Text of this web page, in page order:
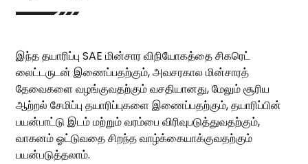
இந்த தயாரிப்பு SAE மின்சார விநியோகத்தை சிகரெட்
லைட்டருடன் இணைப்பதற்கும், அவசரகால மின்சாரத்
தேவைகளை வழங்குவதற்கும் வசதியானது, மேலும் சூரிய
ஆற்றல் சேமிப்பு தயாரிப்புகளை இணைப்பதற்கும், தயாரிப்பின்
பயன்பாட்டு இடம் மற்றும் வரம்பை விரிவுபடுத்துவதற்கும்,
வாகனம் ஓட்டுவதை சிறந்த வாழ்க்கையாக்குவதற்கும்
பயன்படுத்தலாம்.